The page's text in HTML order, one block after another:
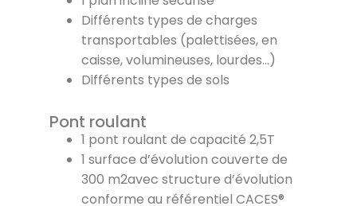
Différents types de charges
transportables (palettisées, en
caisse, volumineuses, lourdes…)
Différents types de sols
Pont roulant
1 pont roulant de capacité 2,5T
1 surface d’évolution couverte de
300 m2avec structure d’évolution
conforme au référentiel CACES®